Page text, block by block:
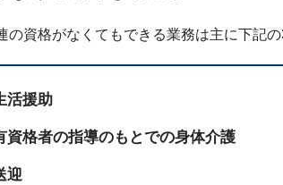
の資格がなくてもできる業務は主に下記の
活援助
資格者の指導のもとでの身体介護
迎